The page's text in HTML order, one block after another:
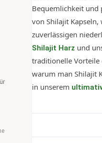
Bequemlichkeit und
von Shilajit
zuverlässigen
Shilajit Harz und
traditionelle Vorteile
warum man Shilajit
in unserem